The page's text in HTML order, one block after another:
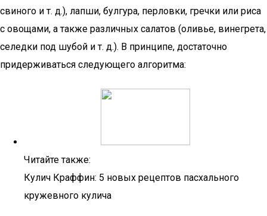
свиного и т. д.), лапши, булгура, перловки, гречки или риса
с овощами, а также различных салатов (оливье, винегрета,
селедки под шубой и т. д.). В принципе, достаточно
придерживаться следующего алгоритма:
Читайте также:
Кулич Краффин: 5 новых рецептов пасхального
кружевного кулича